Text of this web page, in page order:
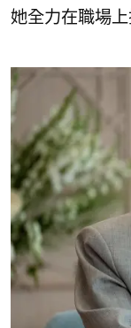
她全力在職場